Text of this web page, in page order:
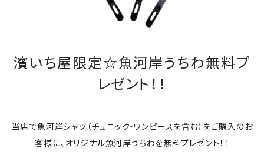
濱いち屋限定☆魚河岸うちわ無料プ
レゼント！！
当店で魚河岸シャツ（チュニック・ワンピースを含む）をご購入のお
客様に、オリジナル魚河岸うちわを無料プレゼント！！